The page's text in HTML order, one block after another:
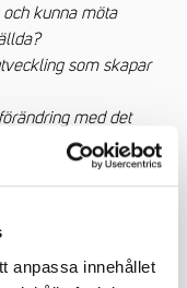
anpassa innehållet
kunna möta
som skapar
med det
digitaliseringen och
Det handlar om att
som